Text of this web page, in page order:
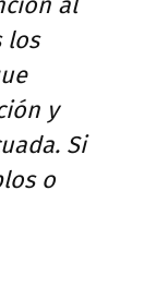
al
los
y
Si
o